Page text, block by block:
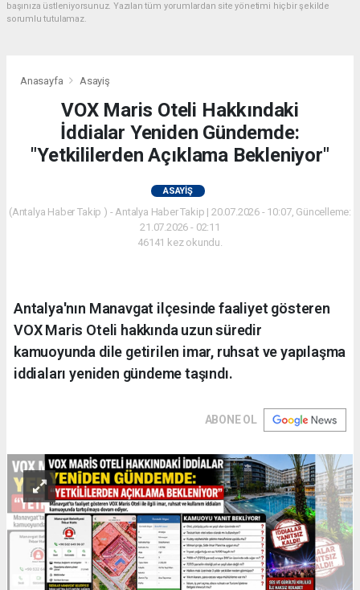
başınıza üstleniyorsunuz. Yazılan tüm yorumlardan site yönetimi hiçbir şekilde
sorumlu tutulamaz.
Anasayfa Asayiş
VOX Maris Oteli Hakkındaki
İddialar Yeniden Gündemde:
"Yetkililerden Açıklama Bekleniyor"
ASAYIŞ
(Antalya Haber Takip ) - Antalya Haber Takip | 20.07.2026 - 10:07, Güncelleme:
21.07.2026 - 02:11
46141 kez okundu.
Antalya'nın Manavgat ilçesinde faaliyet gösteren
VOX Maris Oteli hakkında uzun süredir
kamuoyunda dile getirilen imar, ruhsat ve yapılaşma
iddiaları yeniden gündeme taşındı.
ABONE OL